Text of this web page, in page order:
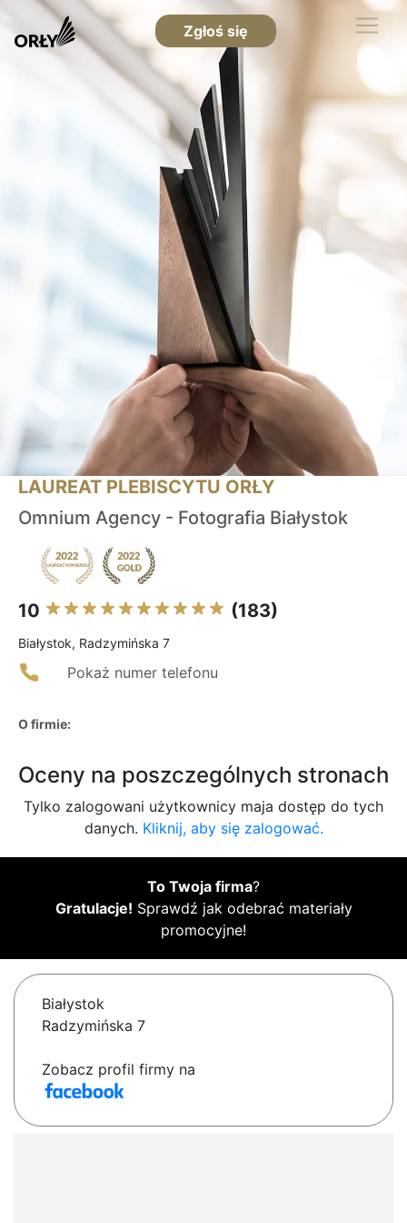
Zgłoś się
LAUREAT PLEBISCYTU ORŁY
Omnium Agency - Fotografia Białystok
10 (183)
Białystok, Radzymińska 7
Pokaż numer telefonu
O firmie:
Oceny na poszczególnych stronach
Tylko zalogowani użytkownicy maja dostęp do tych
danych. Kliknij, aby się zalogować.
To Twoja firma?
Gratulacje! Sprawdź jak odebrać materiały
promocyjne!
Białystok
Radzymińska 7
Zobacz profil firmy na